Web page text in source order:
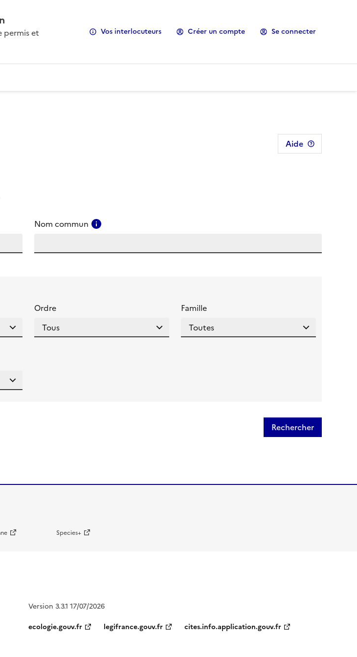
permis et
Vos interlocuteurs Créer un compte Se connecter
Aide
Nom commun
Ordre Famille
Rechercher
Species+
Version 3.3.1 17/07/2026
ecologie.gouv.fr
legifrance.gouv.fr cites.info.application.gouv.fr